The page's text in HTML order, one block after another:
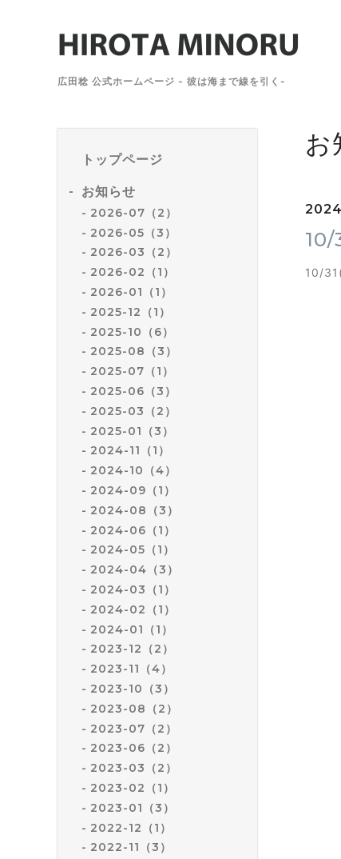
広田稔 公式ホームページ - 彼は海まで線を引く-
トップページ
お知らせ
2026-07（2）
2026-05（3）
2026-03（2）
2026-02（1）
2026-01（1）
2025-12（1）
2025-10（6）
2025-08（3）
2025-07（1）
2025-06（3）
2025-03（2）
2025-01（3）
2024-11（1）
2024-10（4）
2024-09（1）
2024-08（3）
2024-06（1）
2024-05（1）
2024-04（3）
2024-03（1）
2024-02（1）
2024-01（1）
2023-12（2）
2023-11（4）
2023-10（3）
2023-08（2）
2023-07（2）
2023-06（2）
2023-03（2）
2023-02（1）
2023-01（3）
2022-12（1）
2022-11（3）
お
10/
10/